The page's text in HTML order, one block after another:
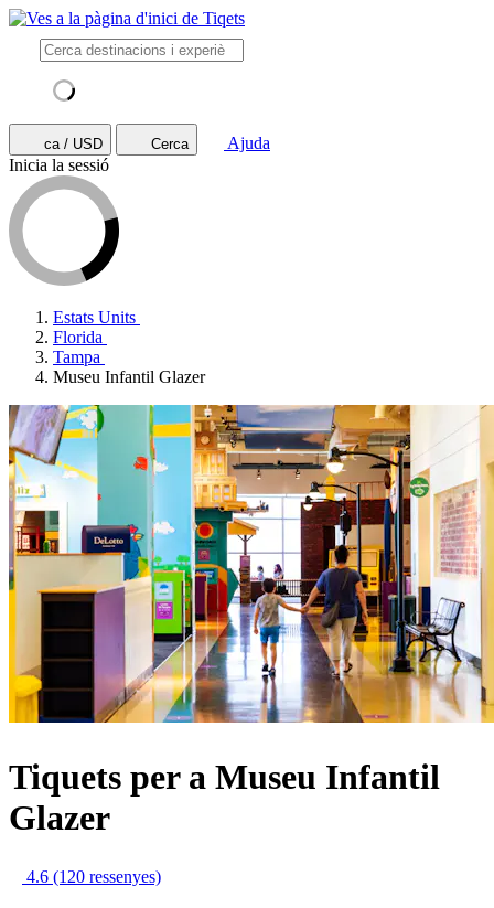
ca / USD Cerca
Ajuda
Inicia la sessió
Estats Units
Florida
Tampa
Museu Infantil Glazer
Tiquets per a Museu Infantil
Glazer
4.6 (120 ressenyes)